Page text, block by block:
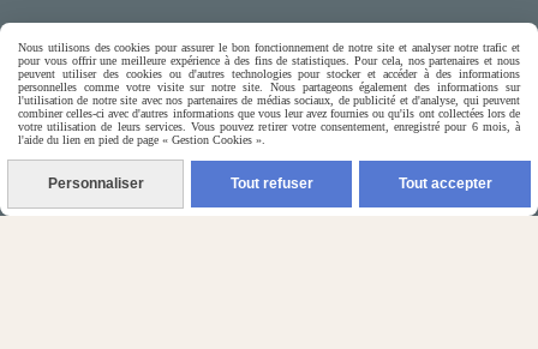
N'hésitez pas à contacter Monique
par téléphone
0618321265
ou par message
Nous utilisons des cookies pour assurer le bon fonctionnement de notre site et analyser notre trafic et
pour vous offrir une meilleure expérience à des fins de statistiques. Pour cela, nos partenaires et nous
peuvent utiliser des cookies ou d'autres technologies pour stocker et accéder à des informations
personnelles comme votre visite sur notre site. Nous partageons également des informations sur
l'utilisation de notre site avec nos partenaires de médias sociaux, de publicité et d'analyse, qui peuvent
combiner celles-ci avec d'autres informations que vous leur avez fournies ou qu'ils ont collectées lors de
votre utilisation de leurs services. Vous pouvez retirer votre consentement, enregistré pour 6 mois, à
l'aide du lien en pied de page « Gestion Cookies ».
Personnaliser Tout refuser Tout accepter